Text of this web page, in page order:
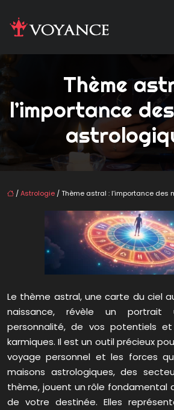
Thème
l’importance
/Astrologie / Thème astral : l’importance
Le thème astral, une carte du ciel
naissance, révèle un portrait
personnalité, de vos potentiels
karmiques. Il est un outil précieux
voyage personnel et les forces
maisons astrologiques, des
thème, jouent un rôle fondamental
de votre destinée. Elles